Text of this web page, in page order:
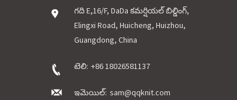
గది E,16/F, DaDa కమర్షియల్ బిల్డింగ్,
Elingxi Road, Huicheng, Huizhou,
Guangdong, China
టెలి: +86 18026581137
ఇమెయిల్: sam@qqknit.com